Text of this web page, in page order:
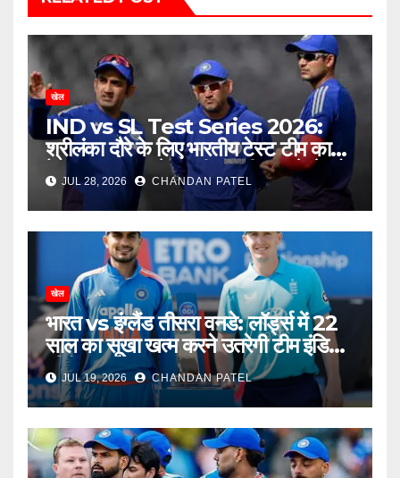
खेल
IND vs SL Test Series 2026:
श्रीलंका दौरे के लिए भारतीय टेस्ट टीम का
ऐलान, बुमराह-जडेजा की वापसी, नए चेहरे को
मिला बड़ा मौका
JUL 28, 2026 CHANDAN PATEL
खेल
भारत vs इंग्लैंड तीसरा वनडे: लॉर्ड्स में 22
साल का सूखा खत्म करने उतरेगी टीम इंडिया,
सीरीज का फैसला आज
JUL 19, 2026 CHANDAN PATEL